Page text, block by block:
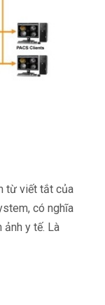
từ viết tắt của
có nghĩa
ảnh y tế. Là